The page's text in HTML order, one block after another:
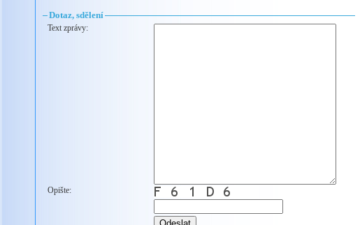
Dotaz, sdělení
Text zprávy:
Opište: